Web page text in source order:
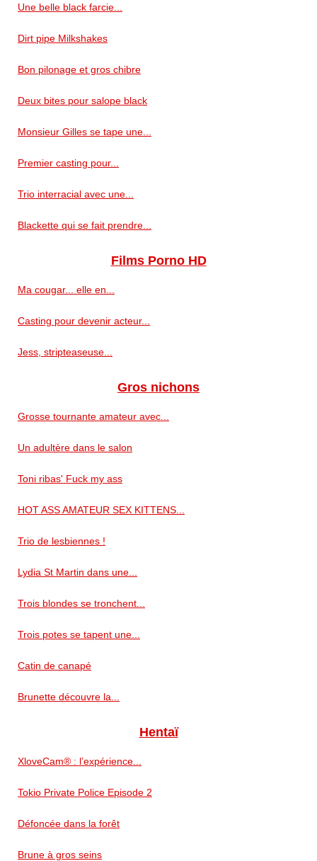
Une belle black farcie...
Dirt pipe Milkshakes
Bon pilonage et gros chibre
Deux bites pour salope black
Monsieur Gilles se tape une...
Premier casting pour...
Trio interracial avec une...
Blackette qui se fait prendre...
Films Porno HD
Ma cougar... elle en...
Casting pour devenir acteur...
Jess, stripteaseuse...
Gros nichons
Grosse tournante amateur avec...
Un adultère dans le salon
Toni ribas' Fuck my ass
HOT ASS AMATEUR SEX KITTENS...
Trio de lesbiennes !
Lydia St Martin dans une...
Trois blondes se tronchent...
Trois potes se tapent une...
Catin de canapé
Brunette découvre la...
Hentaï
XloveCam® : l’expérience...
Tokio Private Police Episode 2
Défoncée dans la forêt
Brune à gros seins